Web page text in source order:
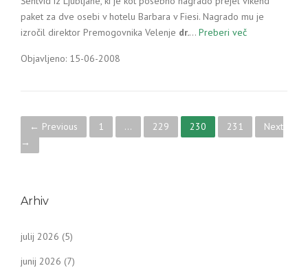
paket za dve osebi v hotelu Barbara v Fiesi. Nagrado mu je
izročil direktor Premogovnika Velenje dr.… Preberi več
Objavljeno: 15-06-2008
P
o
t
s
n
← Previous 1 … 229 230 231
Next
→
Arhiv
julij 2026 (5)
junij 2026 (7)